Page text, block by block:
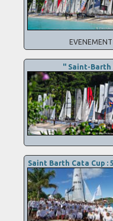
" Saint-Barth
Saint Barth Cata Cup